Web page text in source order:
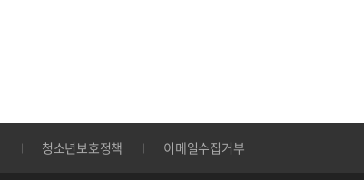
청소년보호정책 이메일수집거부